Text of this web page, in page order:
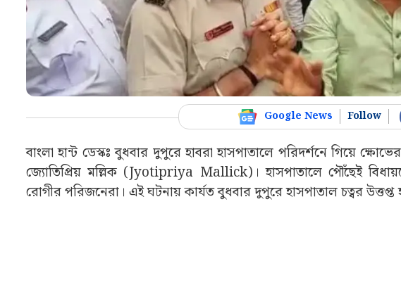
Google News Follow
বাংলা হান্ট ডেস্কঃ বুধবার দুপুরে হাবরা হাসপাতালে পরিদর্শনে গিয়ে
জ্যোতিপ্রিয় মল্লিক (Jyotipriya Mallick)। হাসপাতালে পৌঁছেই
রোগীর পরিজনেরা। এই ঘটনায় কার্যত বুধবার দুপুরে হাসপাতাল চত্বর উত্তপ্ত